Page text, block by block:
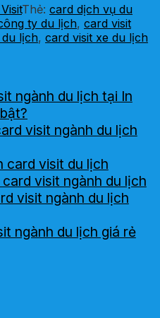
Thẻ: card dịch vụ du
ty du lịch, card visit
lịch, card visit xe du lịch
ngành du lịch tại In
visit ngành du lịch
card visit du lịch
visit ngành du lịch
visit ngành du lịch
ngành du lịch giá rẻ